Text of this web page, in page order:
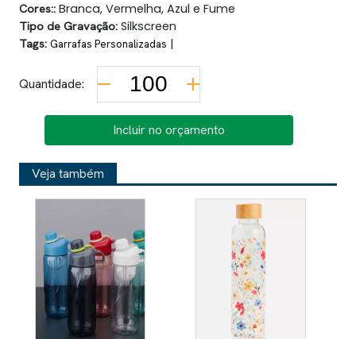
Cores:: Branca, Vermelha, Azul e Fume
Tipo de Gravação: Silkscreen
Tags: Garrafas Personalizadas |
Quantidade:
Incluir no orçamento
Veja também